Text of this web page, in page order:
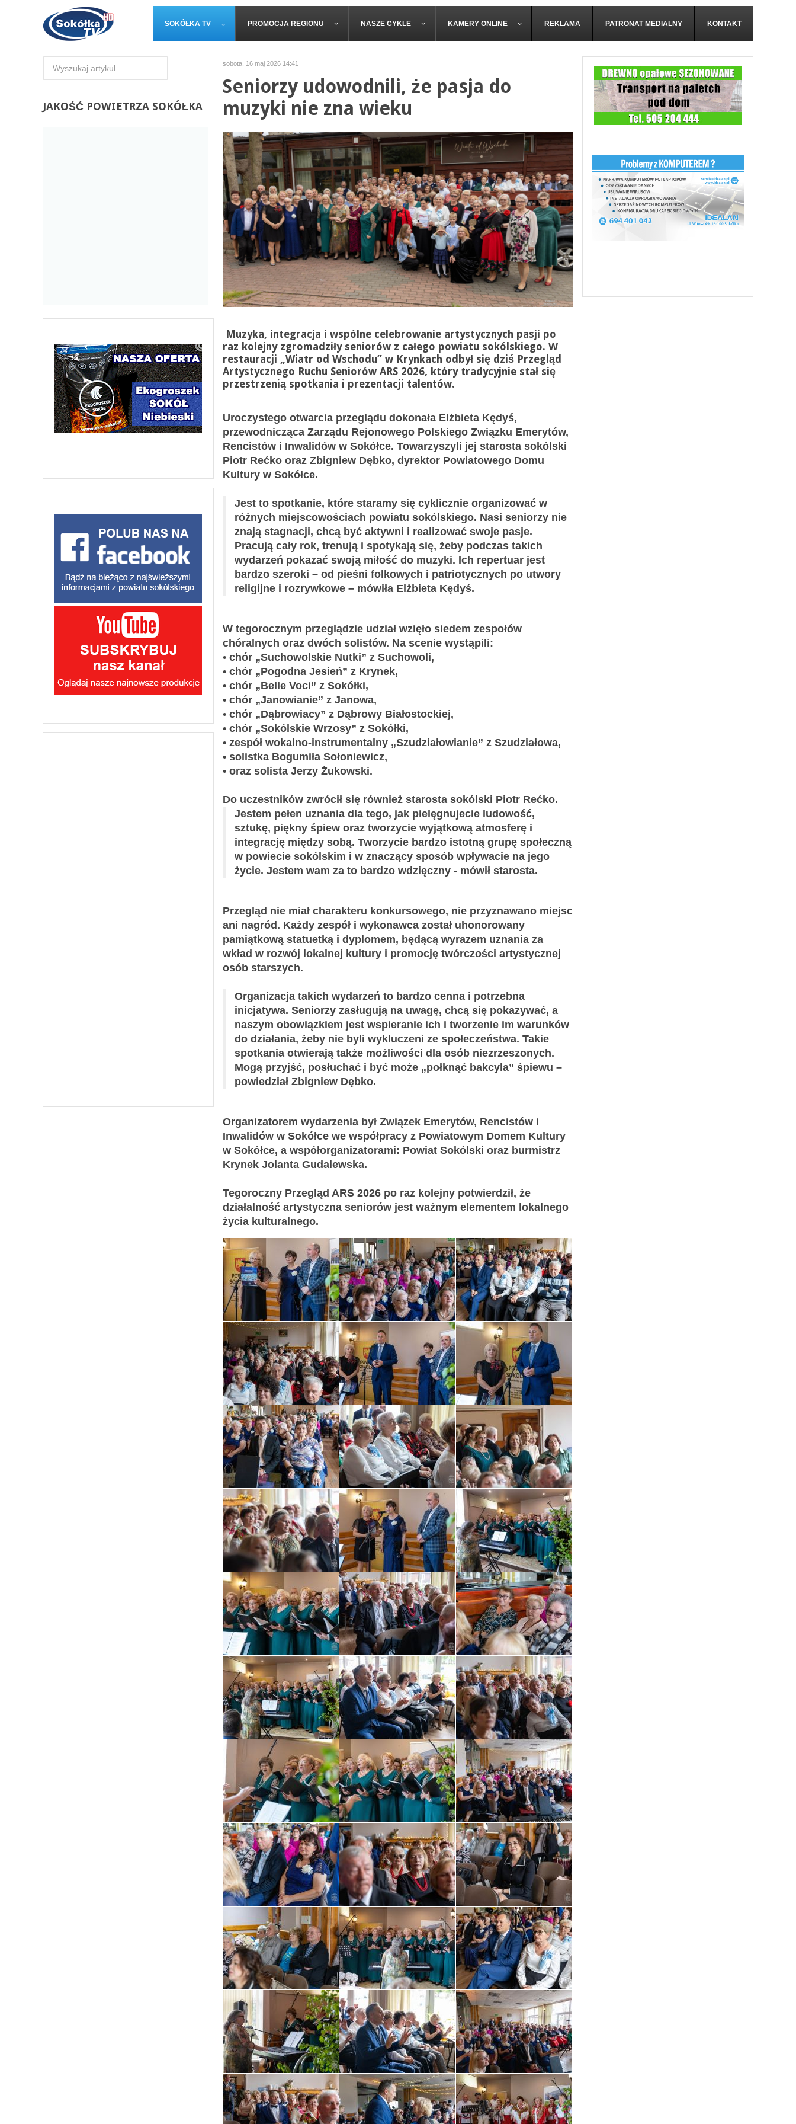
SOKÓŁKA TV PROMOCJA REGIONU NASZE CYKLE KAMERY ONLINE REKLAMA PATRONAT MEDIALNY KONTAKT
sobota, 16 maj 2026 14:41
Seniorzy udowodnili, że pasja do
muzyki nie zna wieku
Muzyka, integracja i wspólne celebrowanie artystycznych pasji po
raz kolejny zgromadziły seniorów z całego powiatu sokólskiego. W
restauracji „Wiatr od Wschodu” w Krynkach odbył się dziś Przegląd
Artystycznego Ruchu Seniorów ARS 2026, który tradycyjnie stał się
przestrzenią spotkania i prezentacji talentów.
Uroczystego otwarcia przeglądu dokonała Elżbieta Kędyś,
przewodnicząca Zarządu Rejonowego Polskiego Związku Emerytów,
Rencistów i Inwalidów w Sokółce. Towarzyszyli jej starosta sokólski
Piotr Rećko oraz Zbigniew Dębko, dyrektor Powiatowego Domu
Kultury w Sokółce.
Jest to spotkanie, które staramy się cyklicznie organizować w
różnych miejscowościach powiatu sokólskiego. Nasi seniorzy nie
znają stagnacji, chcą być aktywni i realizować swoje pasje.
Pracują cały rok, trenują i spotykają się, żeby podczas takich
wydarzeń pokazać swoją miłość do muzyki. Ich repertuar jest
bardzo szeroki – od pieśni folkowych i patriotycznych po utwory
religijne i rozrywkowe – mówiła Elżbieta Kędyś.
W tegorocznym przeglądzie udział wzięło siedem zespołów
chóralnych oraz dwóch solistów. Na scenie wystąpili:
• chór „Suchowolskie Nutki” z Suchowoli,
• chór „Pogodna Jesień” z Krynek,
• chór „Belle Voci” z Sokółki,
• chór „Janowianie” z Janowa,
• chór „Dąbrowiacy” z Dąbrowy Białostockiej,
• chór „Sokólskie Wrzosy” z Sokółki,
• zespół wokalno-instrumentalny „Szudziałowianie” z Szudziałowa,
• solistka Bogumiła Sołoniewicz,
• oraz solista Jerzy Żukowski.
Do uczestników zwrócił się również starosta sokólski Piotr Rećko.
Jestem pełen uznania dla tego, jak pielęgnujecie ludowość,
sztukę, piękny śpiew oraz tworzycie wyjątkową atmosferę i
integrację między sobą. Tworzycie bardzo istotną grupę społeczną
w powiecie sokólskim i w znaczący sposób wpływacie na jego
życie. Jestem wam za to bardzo wdzięczny - mówił starosta.
Przegląd nie miał charakteru konkursowego, nie przyznawano miejsc
ani nagród. Każdy zespół i wykonawca został uhonorowany
pamiątkową statuetką i dyplomem, będącą wyrazem uznania za
wkład w rozwój lokalnej kultury i promocję twórczości artystycznej
osób starszych.
Organizacja takich wydarzeń to bardzo cenna i potrzebna
inicjatywa. Seniorzy zasługują na uwagę, chcą się pokazywać, a
naszym obowiązkiem jest wspieranie ich i tworzenie im warunków
do działania, żeby nie byli wykluczeni ze społeczeństwa. Takie
spotkania otwierają także możliwości dla osób niezrzeszonych.
Mogą przyjść, posłuchać i być może „połknąć bakcyla” śpiewu –
powiedział Zbigniew Dębko.
Organizatorem wydarzenia był Związek Emerytów, Rencistów i
Inwalidów w Sokółce we współpracy z Powiatowym Domem Kultury
w Sokółce, a współorganizatorami: Powiat Sokólski oraz burmistrz
Krynek Jolanta Gudalewska.
Tegoroczny Przegląd ARS 2026 po raz kolejny potwierdził, że
działalność artystyczna seniorów jest ważnym elementem lokalnego
życia kulturalnego.
JAKOŚĆ POWIETRZA SOKÓŁKA